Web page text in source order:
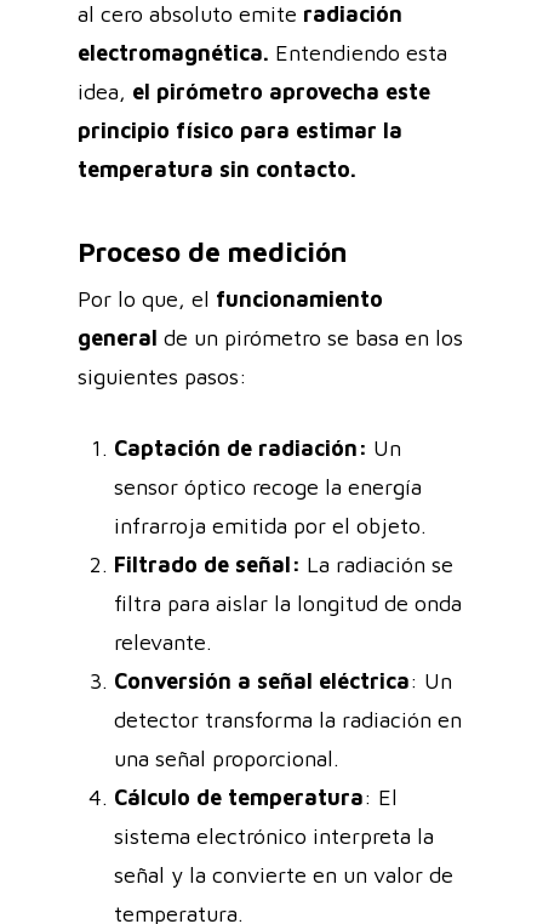
al cero absoluto emite radiación
electromagnética. Entendiendo esta
idea, el pirómetro aprovecha este
principio físico para estimar la
temperatura sin contacto.
Proceso de medición
Por lo que, el funcionamiento
general de un pirómetro se basa en los
siguientes pasos:
Captación de radiación: Un
sensor óptico recoge la energía
infrarroja emitida por el objeto.
Filtrado de señal: La radiación se
filtra para aislar la longitud de onda
relevante.
Conversión a señal eléctrica: Un
detector transforma la radiación en
una señal proporcional.
Cálculo de temperatura: El
sistema electrónico interpreta la
señal y la convierte en un valor de
temperatura.